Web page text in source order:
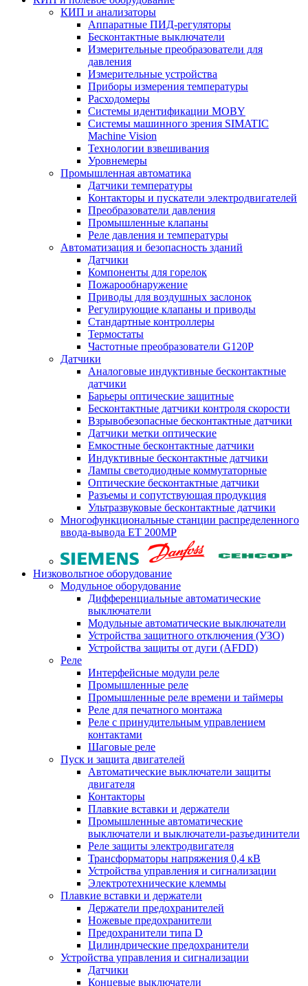
КИП и анализаторы
Аппаратные ПИД-регуляторы
Бесконтактные выключатели
Измерительные преобразователи для
давления
Измерительные устройства
Приборы измерения температуры
Расходомеры
Системы идентификации MOBY
Системы машинного зрения SIMATIC
Machine Vision
Технологии взвешивания
Уровнемеры
Промышленная автоматика
Датчики температуры
Контакторы и пускатели электродвигателей
Преобразователи давления
Промышленные клапаны
Реле давления и температуры
Автоматизация и безопасность зданий
Датчики
Компоненты для горелок
Пожарообнаружение
Приводы для воздушных заслонок
Регулирующие клапаны и приводы
Стандартные контроллеры
Термостаты
Частотные преобразователи G120P
Датчики
Аналоговые индуктивные бесконтактные
датчики
Барьеры оптические защитные
Бесконтактные датчики контроля скорости
Взрывобезопасные бесконтактные датчики
Датчики метки оптические
Емкостные бесконтактные датчики
Индуктивные бесконтактные датчики
Лампы светодиодные коммутаторные
Оптические бесконтактные датчики
Разъемы и сопутствующая продукция
Ультразвуковые бесконтактные датчики
Многофункциональные станции распределенного
ввода-вывода ET 200MP
Низковольтное оборудование
Модульное оборудование
Дифференциальные автоматические
выключатели
Модульные автоматические выключатели
Устройства защитного отключения (УЗО)
Устройства защиты от дуги (AFDD)
Реле
Интерфейсные модули реле
Промышленные реле
Промышленные реле времени и таймеры
Реле для печатного монтажа
Реле с принудительным управлением
контактами
Шаговые реле
Пуск и защита двигателей
Автоматические выключатели защиты
двигателя
Контакторы
Плавкие вставки и держатели
Промышленные автоматические
выключатели и выключатели-разъединители
Реле защиты электродвигателя
Трансформаторы напряжения 0,4 кВ
Устройства управления и сигнализации
Электротехнические клеммы
Плавкие вставки и держатели
Держатели предохранителей
Ножевые предохранители
Предохранители типа D
Цилиндрические предохранители
Устройства управления и сигнализации
Датчики
Концевые выключатели